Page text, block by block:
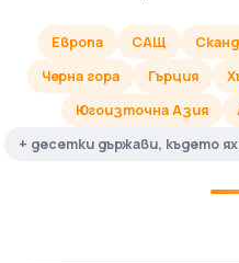
Европа САЩ
Черна гора
Гърция
Югоизточна Азия
+ десетки държави, където